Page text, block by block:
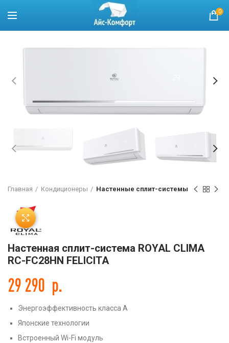
0
Главная Кондиционеры Настенные сплит-системы
Настенная сплит-система ROYAL CLIMA
RC-FC28HN FELICITA
29 290 р.
Энергоэффективность класса А
Японские технологии
Встроенный Wi-Fi модуль